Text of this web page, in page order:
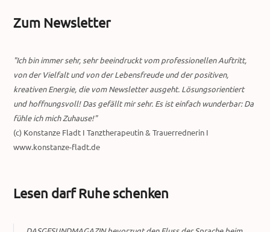
Zum Newsletter
"Ich bin immer sehr, sehr beeindruckt vom professionellen Auftritt,
von der Vielfalt und von der Lebensfreude und der positiven,
kreativen Energie, die vom Newsletter ausgeht. Lösungsorientiert
und hoffnungsvoll! Das gefällt mir sehr. Es ist einfach wunderbar: Da
fühle ich mich Zuhause!"
(c) Konstanze Fladt I Tanztherapeutin & Trauerrednerin I
www.konstanze-fladt.de
Lesen darf Ruhe schenken